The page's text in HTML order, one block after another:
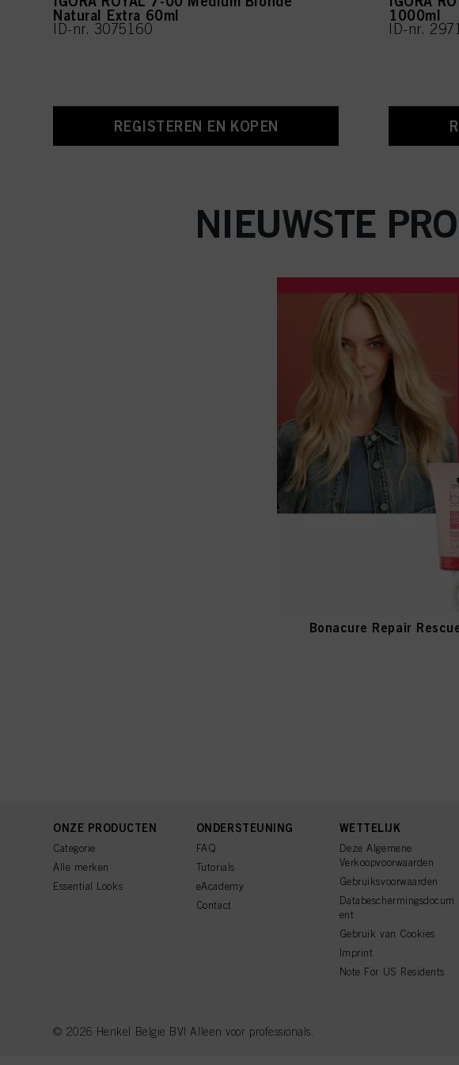
Natural Extra 60ml
ID-nr. 3075160
REGISTEREN EN KOPEN
1000ml
ID-nr.
NIEUWSTE
Bonacure Repair
ONZE PRODUCTEN
Categorie
Alle merken
Essential Looks
ONDERSTEUNING
FAQ
Tutorials
eAcademy
Contact
WETTELIJK
Deze Algemene
Verkoopvoorwaarden
Gebruiksvoorwaarden
Databeschermingsdocum
ent
Gebruik van Cookies
Imprint
Note For US Residents
© 2026 Henkel Belgie BV| Alleen voor professionals.